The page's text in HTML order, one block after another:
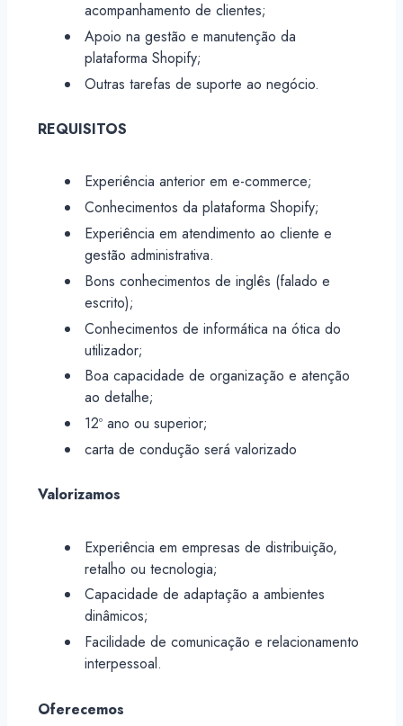
acompanhamento de clientes;
Apoio na gestão e manutenção da
plataforma Shopify;
Outras tarefas de suporte ao negócio.
REQUISITOS
Experiência anterior em e-commerce;
Conhecimentos da plataforma Shopify;
Experiência em atendimento ao cliente e
gestão administrativa.
Bons conhecimentos de inglês (falado e
escrito);
Conhecimentos de informática na ótica do
utilizador;
Boa capacidade de organização e atenção
ao detalhe;
12º ano ou superior;
carta de condução será valorizado
Valorizamos
Experiência em empresas de distribuição,
retalho ou tecnologia;
Capacidade de adaptação a ambientes
dinâmicos;
Facilidade de comunicação e relacionamento
interpessoal.
Oferecemos